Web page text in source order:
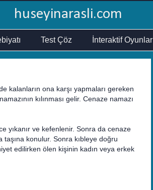
huseyinarasli.com
Test Çöz İnteraktif Oyunlar
kalanların ona karşı yapmaları gereken
kılınması gelir. Cenaze namazı
yıkanır ve kefenlenir. Sonra da cenaze
taşına konulur. Sonra kıbleye doğru
edilirken ölen kişinin kadın veya erkek